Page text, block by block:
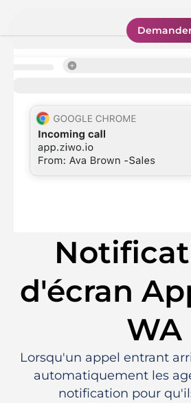
d'écran
WA
Lorsqu'un appel entrant
automatiquement les
notification pour